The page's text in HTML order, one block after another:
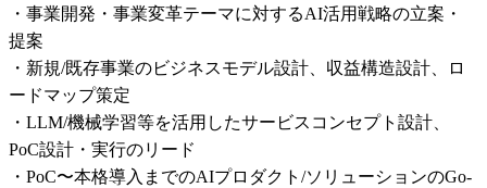
・事業開発・事業変革テーマに対するAI活用戦略の立案・
提案
・新規/既存事業のビジネスモデル設計、収益構造設計、ロ
ードマップ策定
・LLM/機械学習等を活用したサービスコンセプト設計、
PoC設計・実行のリード
・PoC〜本格導入までのAIプロダクト/ソリューションのGo-